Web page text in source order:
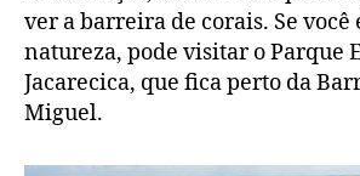
ver a barreira de corais. Se você
natureza, pode visitar o Parque
Jacarecica, que fica perto da
Miguel.